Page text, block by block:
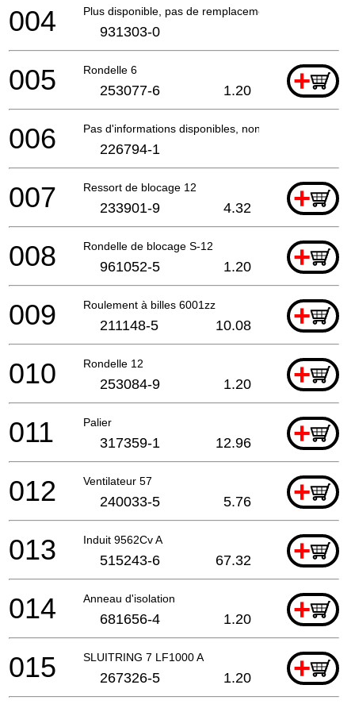
Plus disponible, pas de remplacement
004 931303-0
Rondelle 6 +
005 253077-6 1.20
Pas d'informations disponibles, non commandable
006 226794-1
Ressort de blocage 12 +
007 233901-9 4.32
Rondelle de blocage S-12 +
008 961052-5 1.20
Roulement à billes 6001zz +
009 211148-5 10.08
Rondelle 12 +
010 253084-9 1.20
Palier +
011 317359-1 12.96
Ventilateur 57 +
012 240033-5 5.76
Induit 9562Cv A +
013 515243-6 67.32
Anneau d'isolation +
014 681656-4 1.20
SLUITRING 7 LF1000 A +
015 267326-5 1.20